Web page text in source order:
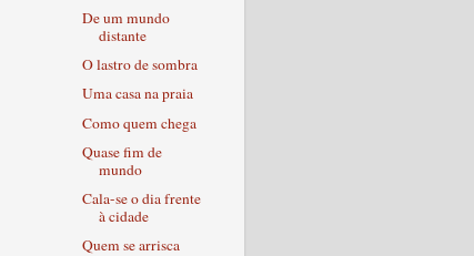
De um mundo
distante
O lastro de sombra
Uma casa na praia
Como quem chega
Quase fim de
mundo
Cala-se o dia frente
à cidade
Quem se arrisca